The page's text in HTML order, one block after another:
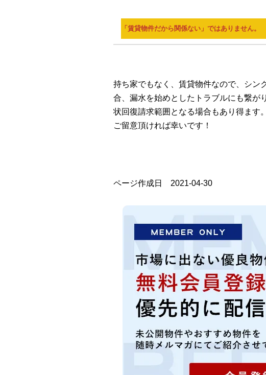
「賃貸物件だから関係ない」ではありません。
持ち家でもなく、賃貸物件なので、シ
合、漏水を始めとしたトラブルにも繋が
状回復請求範囲となる場合もあり得ます
ご留意頂ければ幸いです！
ページ作成日 2021-04-30